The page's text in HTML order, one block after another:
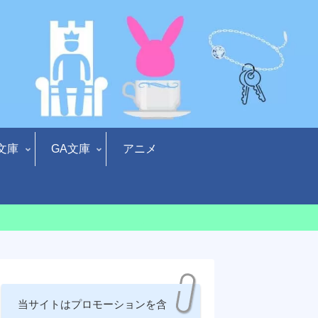
庫 GA文庫 アニメ
当サイトはプロモーションを含